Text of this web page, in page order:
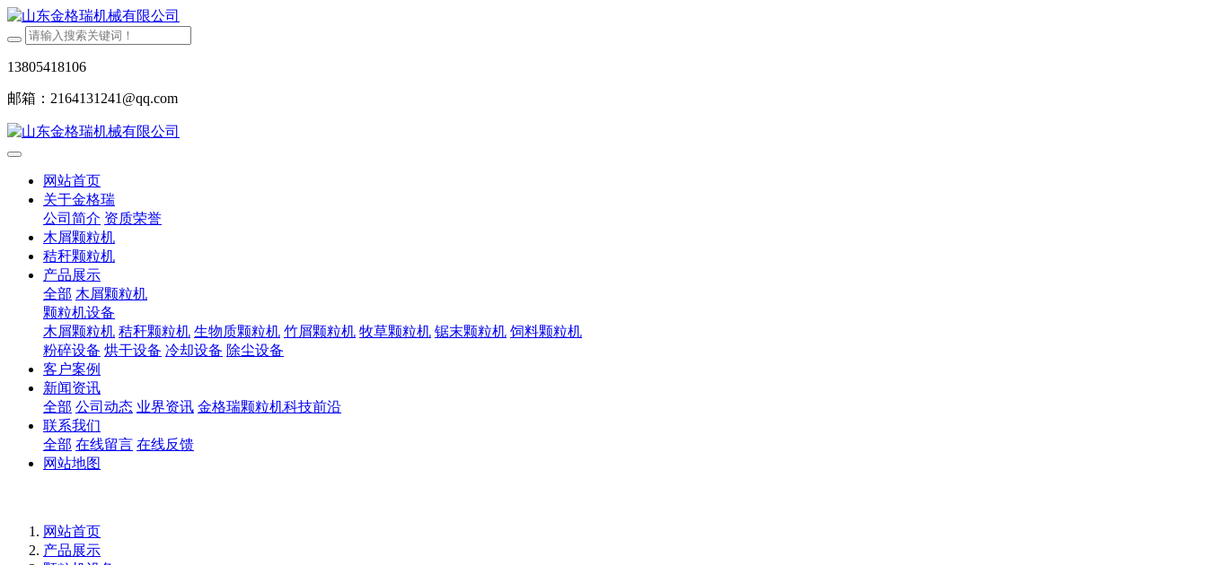
13805418106
邮箱：2164131241@qq.com
网站首页
关于金格瑞
公司简介 资质荣誉
木屑颗粒机
秸秆颗粒机
产品展示
全部 木屑颗粒机
颗粒机设备
木屑颗粒机 秸秆颗粒机 生物质颗粒机 竹屑颗粒机 牧草颗粒机 锯末颗粒机 饲料颗粒机
粉碎设备 烘干设备 冷却设备 除尘设备
客户案例
新闻资讯
全部 公司动态 业界资讯 金格瑞颗粒机科技前沿
联系我们
全部 在线留言 在线反馈
网站地图
网站首页
产品展示